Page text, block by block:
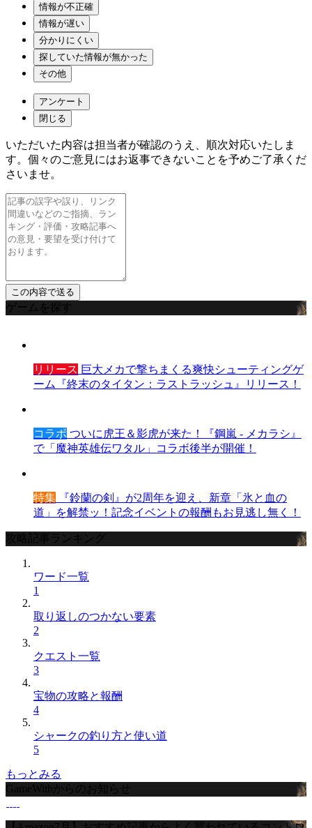
情報が不正確
情報が遅い
分かりにくい
探していた情報が無かった
その他
アンケート
閉じる
いただいた内容は担当者が確認のうえ、順次対応いたしま
す。個々のご意見にはお返事できないことを予めご了承くだ
さいませ。
ゲームを探す
リリース 巨大メカで撃ちまくる爽快シューティングゲ
ーム『終末のタイタン：ラストラッシュ』リリース！
コラボ ついに虎王＆影虎が来た！『鋼嵐 - メカラシ』
で「魔神英雄伝ワタル」コラボ後半が開催！
特集 『鈴蘭の剣』が2周年を迎え、新章「氷と血の
道」を解禁ッ！記念イベントの報酬もお見逃し無く！
攻略記事ランキング
ワード一覧
1
取り返しのつかない要素
2
クエスト一覧
3
宝物の攻略と報酬
4
シャークの釣り方と使い道
5
もっとみる
GameWithからのお知らせ